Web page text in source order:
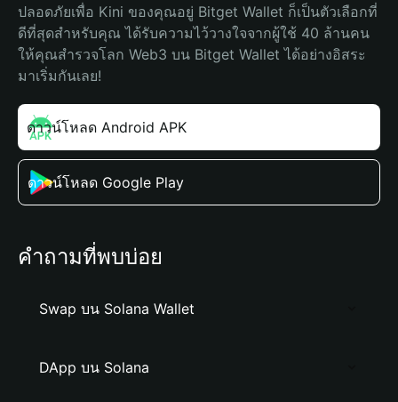
ปลอดภัยเพื่อ Kini ของคุณอยู่ Bitget Wallet ก็เป็นตัวเลือกที่
ดีที่สุดสำหรับคุณ ได้รับความไว้วางใจจากผู้ใช้ 40 ล้านคน
ให้คุณสำรวจโลก Web3 บน Bitget Wallet ได้อย่างอิสระ
มาเริ่มกันเลย!
ดาวน์โหลด Android APK
ดาวน์โหลด Google Play
คำถามที่พบบ่อย
Swap บน Solana Wallet
DApp บน Solana